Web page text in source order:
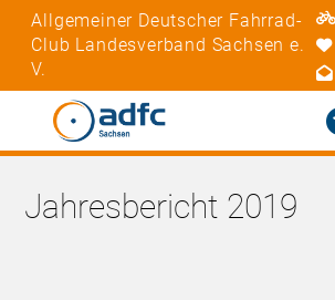
Allgemeiner Deutscher Fahrrad-
Club Landesverband Sachsen e.
V.
Jahresbericht 2019